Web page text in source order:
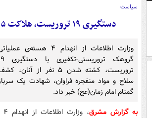
سیاست
دستگیری ۱۹ تروریست، هلاکت ۵ نفر و کشف سلاح و مواد منفجره
وزارت اطلاعات از انهدام ۴ هسته‌ی
گروهک
تروریست، کشته شدن ۵ نفر از آنان،
سلاح و مواد منفجره فراوان، شهادت یک
گمنام امام زمان(عج) خبر داد.
به گزارش مشرق